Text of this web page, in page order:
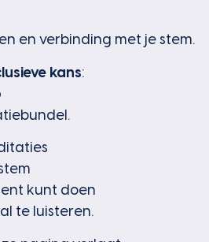
en verbinding met je stem.
kans:
kunt doen
te luisteren.